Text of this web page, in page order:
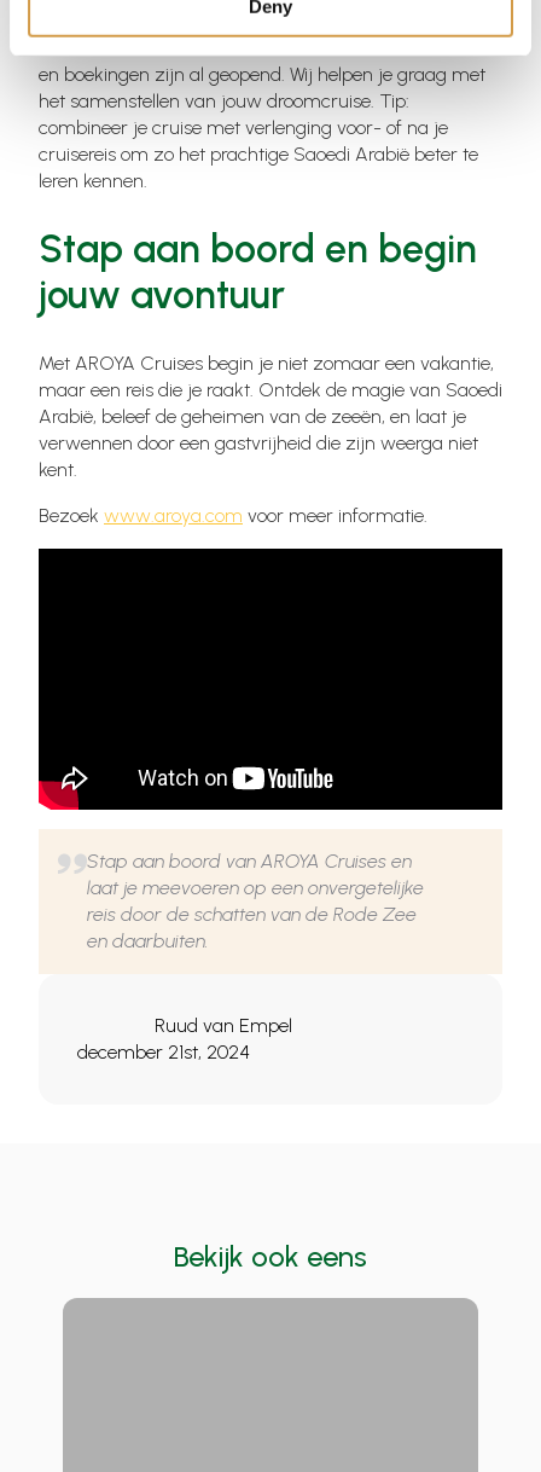
Deny
en boekingen zijn al geopend. Wij helpen je graag met
het samenstellen van jouw droomcruise. Tip:
combineer je cruise met verlenging voor- of na je
cruisereis om zo het prachtige Saoedi Arabië beter te
leren kennen.
Stap aan boord en begin
jouw avontuur
Met AROYA Cruises begin je niet zomaar een vakantie,
maar een reis die je raakt. Ontdek de magie van Saoedi
Arabië, beleef de geheimen van de zeeën, en laat je
verwennen door een gastvrijheid die zijn weerga niet
kent.
Bezoek www.aroya.com voor meer informatie.
Stap aan boord van AROYA Cruises en
laat je meevoeren op een onvergetelijke
reis door de schatten van de Rode Zee
en daarbuiten.
Ruud van Empel
december 21st, 2024
Bekijk ook eens